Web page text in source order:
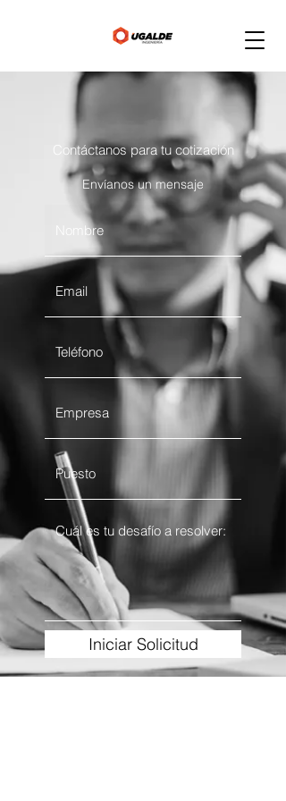
Contáctanos para tu cotización
Envíanos un mensaje
Iniciar Solicitud